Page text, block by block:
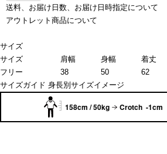
送料、お届け日数、お届け日時指定について
アウトレット商品について
サイズ
サイズ
肩幅 身幅 着丈
フリー
38 50 62
サイズガイド 身長別サイズイメージ
158cm / 50kg Crotch -1cm